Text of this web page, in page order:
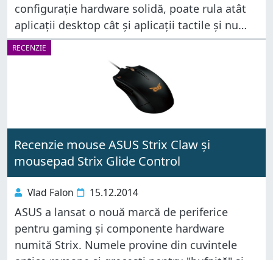
configurație hardware solidă, poate rula atât
aplicații desktop cât și aplicații tactile și nu
costă mai mult de 5000 de lei, veți găsi prin
RECENZIE
Recenzie mouse ASUS Strix Claw și
mousepad Strix Glide Control
Vlad Falon 15.12.2014
ASUS a lansat o nouă marcă de periferice
pentru gaming și componente hardware
numită Strix. Numele provine din cuvintele